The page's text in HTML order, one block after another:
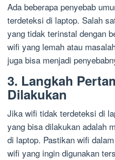
Ada beberapa penyebab
terdeteksi di laptop. Salah
yang tidak terinstal dengan
wifi yang lemah atau
juga bisa menjadi
3. Langkah
Dilakukan
Jika wifi tidak terdeteksi di
yang bisa dilakukan adalah
di laptop. Pastikan wifi
wifi yang ingin digunakan